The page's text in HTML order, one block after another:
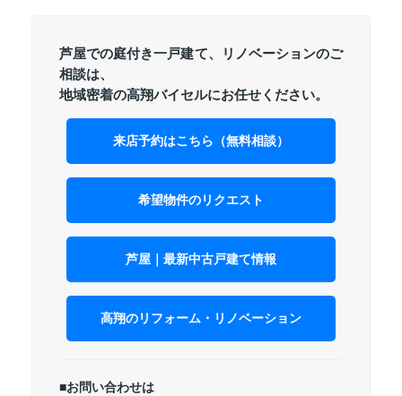
芦屋での庭付き一戸建て、リノベーションのご
相談は、
地域密着の高翔バイセルにお任せください。
来店予約はこちら（無料相談）
希望物件のリクエスト
芦屋｜最新中古戸建て情報
高翔のリフォーム・リノベーション
■お問い合わせは